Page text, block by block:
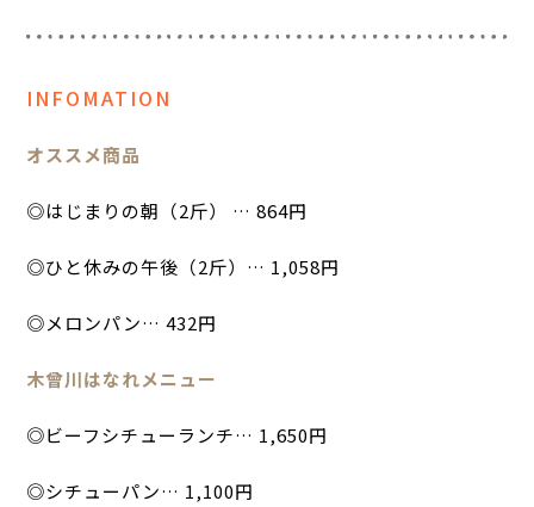
INFOMATION
オススメ商品
◎はじまりの朝（2斤） … 864円
◎ひと休みの午後（2斤）… 1,058円
◎メロンパン… 432円
木曾川はなれメニュー
◎ビーフシチューランチ… 1,650円
◎シチューパン… 1,100円